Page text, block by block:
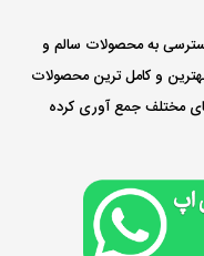
به محصولات سالم و
و کامل ترین محصولات
مختلف جمع آوری کرده